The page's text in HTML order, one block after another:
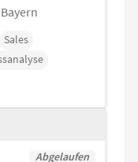
Sales
Abgelaufen